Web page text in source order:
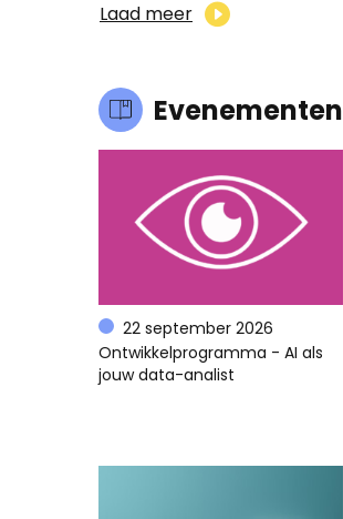
Laad meer
Evenementen
22 september 2026
Ontwikkelprogramma - AI als
jouw data-analist